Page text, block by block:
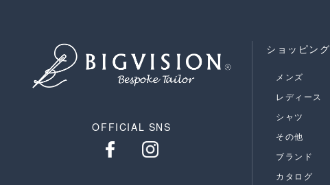
OFFICIAL SNS
ショッピング
メンズ
レディース
シャツ
その他
ブランド
カタログ